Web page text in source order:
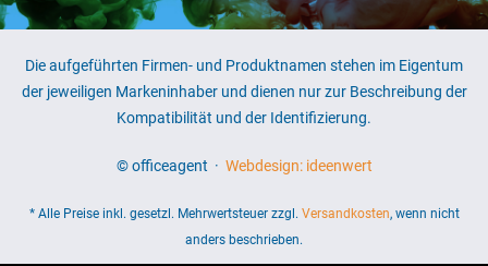
Die aufgeführten Firmen- und Produktnamen stehen im Eigentum
der jeweiligen Markeninhaber und dienen nur zur Beschreibung der
Kompatibilität und der Identifizierung.
© officeagent · Webdesign: ideenwert
* Alle Preise inkl. gesetzl. Mehrwertsteuer zzgl. Versandkosten, wenn nicht
anders beschrieben.